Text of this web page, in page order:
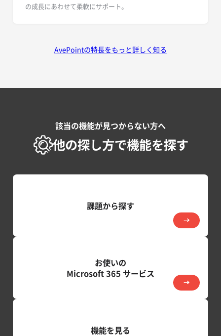
の成長にあわせて柔軟にサポート。
AvePointの特長をもっと詳しく知る
該当の機能が見つからない方へ
他の探し方で機能を探す
課題から探す
お使いの
Microsoft 365 サービス
機能を見る